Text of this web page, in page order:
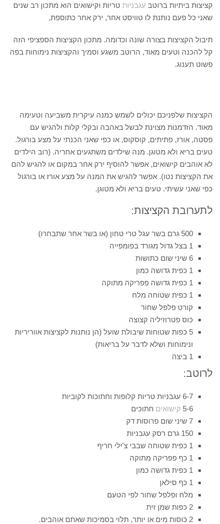
קציצות ביתיות ברוטב עגבניות טריות וקישואים הוא מתכון רב שנים
שאני כל פעם נותנת לו טוויסט אחר, ירק אחר כתוספת,
תיבול הקציצות בצורה שונה וכדומה. מתכון הקציצות הספציפי הזה
קל להכנה וטעים מאוד, הרוטב משגע וסמיך והקציצות נימוחות בפה
פשוט תענוג.
הקציצות שלפניכם יכולים לשמש כמנה עיקרית משביעה וטעימה
מאוד. הזדמנות מצוינת לבשל באהבה ובקלי קלות ולהגיש עם
פסטה, אורז, פתיתים, קוסקוס, או כפי שאני הכנתי על מצע בורגול.
טעים בריא ולא מטוגן. מנה שילדים משתגעים אחריה. (רוב הילדים
לא אוהבים קישואים, אפשר להוסיף ירק אחר במקום או להגיש להם
את הקציצות נטו). אפשר להגיש את המנה על מצע אורז או בורגול
כפי שאני עשיתי. טעים בריא ולא מטוגן.
לתערובת הקציצות:
500 גרם בשר עגל טרי טחון (או בשר אחר שתבחרו)
1 בצל גדול מגורד בפומפייה
6 שיני שום כתושות
1 כפית גדושה כמון
1 כפית גדושה פפריקה מתוקה
1 כפית שטוחה מלח
קורט פלפל שחור
כוס פטרוזיליה קצוצה
5 כפות שטוחות שיבולת שועל (הן נותנות לקציצות אווריריות
ונימוחות ושלא לדבר על בריאות)
1 ביצה
לרוטב:
6-7 עגבניות טריות קלופות וחתוכות לקוביות
5-6 קישואים חתוכים
7 שיני שום פרוסות דק
150 גרם רסק עגבניות
1 כפית שטוחה שבבי צ'ילי חריף
1 כף פפריקה מתוקה
1 כפית גדושה כמון
1 כף סילאן
מלח ופלפל שחור לפי הטעם
2 כפות שמן זית
2 כוסות מים או יותר, תלוי בסמיכות שאתם אוהבים.